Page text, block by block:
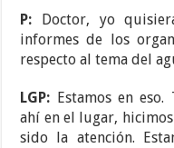
P: Doctor, yo
informes de los
respecto al tema del
LGP: Estamos en
ahí en el lugar,
sido la atención.